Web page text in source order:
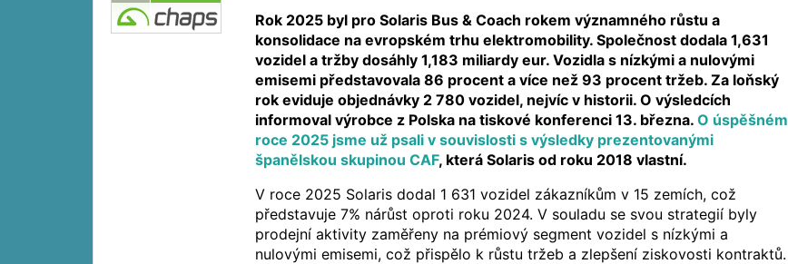
Rok 2025 byl pro Solaris Bus & Coach rokem významného růstu a
konsolidace na evropském trhu elektromobility. Společnost dodala 1,631
vozidel a tržby dosáhly 1,183 miliardy eur. Vozidla s nízkými a nulovými
emisemi představovala 86 procent a více než 93 procent tržeb. Za loňský
rok eviduje objednávky 2 780 vozidel, nejvíc v historii. O výsledcích
informoval výrobce z Polska na tiskové konferenci 13. března.O úspěšném
roce 2025 jsme už psali v souvislosti s výsledky prezentovanými
španělskou skupinou CAF, která Solaris od roku 2018 vlastní.
V roce 2025 Solaris dodal 1 631 vozidel zákazníkům v 15 zemích, což
představuje 7% nárůst oproti roku 2024. V souladu se svou strategií byly
prodejní aktivity zaměřeny na prémiový segment vozidel s nízkými a
nulovými emisemi, což přispělo k růstu tržeb a zlepšení ziskovosti kontraktů.